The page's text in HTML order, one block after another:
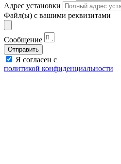
Адрес установки
Файл(ы) с вашими реквизитами
Сообщение
Отправить
Я согласен с
политикой конфиденциальности